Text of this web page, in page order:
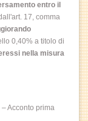
entro il
17, comma
0,40% a titolo di
nella misura
Acconto prima